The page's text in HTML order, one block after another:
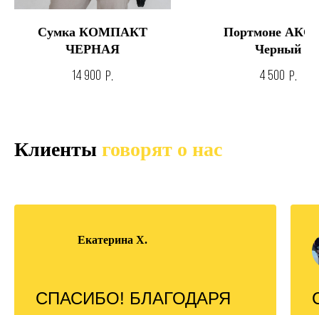
Сумка КОМПАКТ
ЧЕРНАЯ
14 900 р.
Портмоне
Черный
4 500 р.
Клиенты говорят о нас
Екатерина Х.
СПАСИБО! БЛАГОДАРЯ